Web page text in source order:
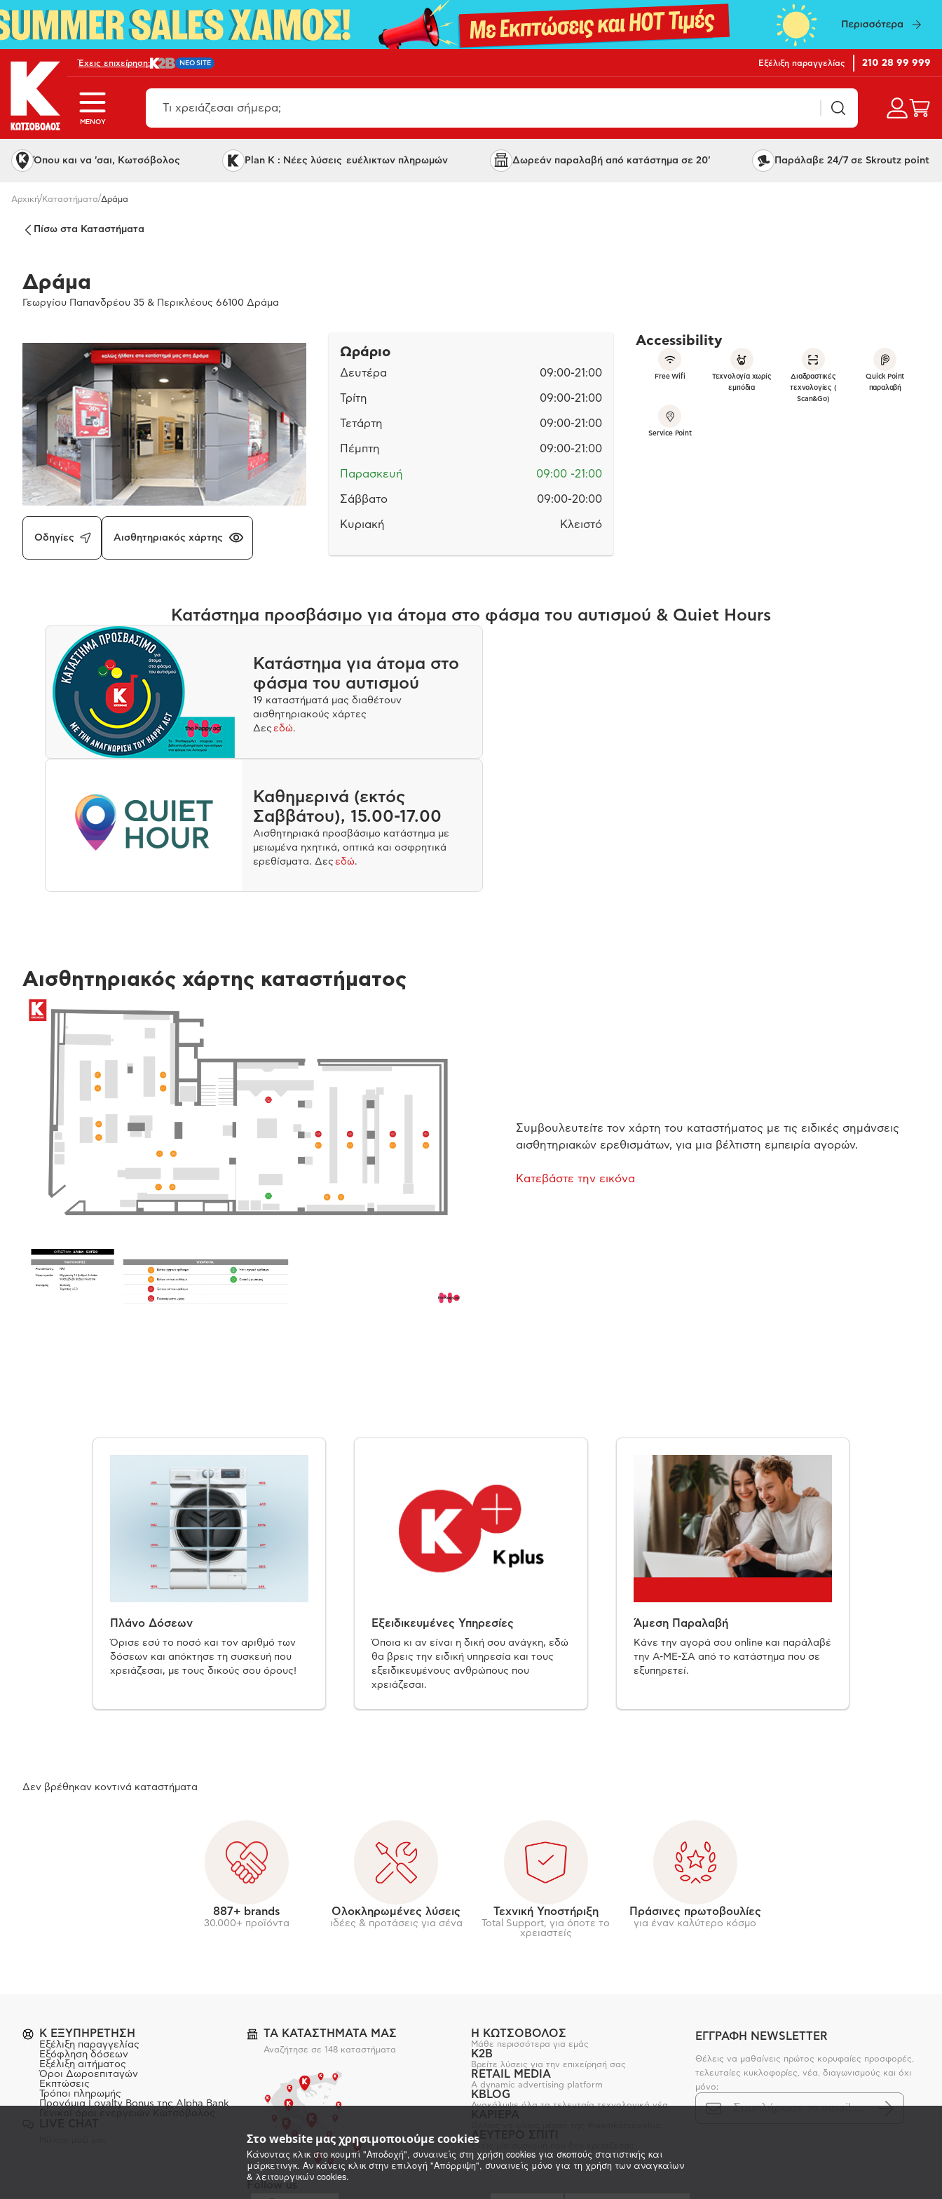
Στο website μας χρησιμοποιούμε cookies
Κάνοντας κλικ στο κουμπί "Αποδοχή", συναινείς στη χρήση cookies για σκοπούς στατιστικής και
μάρκετινγκ. Αν κάνεις κλικ στην επιλογή "Απόρριψη", συναινείς μόνο για τη χρήση των αναγκαίων
& λειτουργικών cookies.
Έχεις επιχείρηση; NEO SITE Εξέλιξη παραγγελίας 210 28 99 999
MENOY
Όπου και να 'σαι, Κωτσόβολος Plan K : Νέες λύσεις ευέλικτων πληρωμών Δωρεάν παραλαβή από κατάστημα σε 20' Παράλαβε 24/7 σε Skroutz point
Αρχική/Καταστήματα/Δράμα
Πίσω στα Καταστήματα
Δράμα
Γεωργίου Παπανδρέου 35 & Περικλέους 66100 Δράμα
Οδηγίες Αισθητηριακός χάρτης
Ωράριο
Δευτέρα 09:00-21:00
Τρίτη 09:00-21:00
Τετάρτη 09:00-21:00
Πέμπτη 09:00-21:00
Παρασκευή 09:00 -21:00
Σάββατο 09:00-20:00
Κυριακή Κλειστό
Accessibility
Free Wifi
Τεχνολογία χωρίς
εμπόδια
Διαδραστικές
τεχνολογίες (
Scan&Go)
Quick Point
παραλαβή
Service Point
Κατάστημα προσβάσιμο για άτομα στο φάσμα του αυτισμού & Quiet Hours
Κατάστημα για άτομα στο
φάσμα του αυτισμού
19 καταστήματά μας διαθέτουν
αισθητηριακούς χάρτες
Δες εδώ.
Καθημερινά (εκτός
Σαββάτου), 15.00-17.00
Αισθητηριακά προσβάσιμο κατάστημα με
μειωμένα ηχητικά, οπτικά και οσφρητικά
ερεθίσματα. Δες εδώ.
Αισθητηριακός χάρτης καταστήματος
Συμβουλευτείτε τον χάρτη του καταστήματος με τις ειδικές σημάνσεις
αισθητηριακών ερεθισμάτων, για μια βέλτιστη εμπειρία αγορών.
Κατεβάστε την εικόνα
Πλάνο Δόσεων
Όρισε εσύ το ποσό και τον αριθμό των
δόσεων και απόκτησε τη συσκευή που
χρειάζεσαι, με τους δικούς σου όρους!
Εξειδικευμένες Υπηρεσίες
Όποια κι αν είναι η δική σου ανάγκη, εδώ
θα βρεις την ειδική υπηρεσία και τους
εξειδικευμένους ανθρώπους που
χρειάζεσαι.
Άμεση Παραλαβή
Κάνε την αγορά σου online και παράλαβέ
την Α-ΜΕ-ΣΑ από το κατάστημα που σε
εξυπηρετεί.
Δεν βρέθηκαν κοντινά καταστήματα
887+ brands
30.000+ προϊόντα
Ολοκληρωμένες λύσεις
ιδέες & προτάσεις για σένα
Τεχνική Υποστήριξη
Total Support, για όποτε το
χρειαστείς
Πράσινες πρωτοβουλίες
για έναν καλύτερο κόσμο
K ΕΞΥΠΗΡΕΤΗΣΗ
Εξέλιξη παραγγελίας
Εξόφληση δόσεων
Εξέλιξη αιτήματος
Όροι Δωροεπιταγών
Εκπτώσεις
Τρόποι πληρωμής
Προνόμια Loyalty Bonus της Alpha Bank
ΤΑ ΚΑΤΑΣΤΗΜΑΤΑ ΜΑΣ
Αναζήτησε σε 148 καταστήματα
Follow us
Η ΚΩΤΣΟΒΟΛΟΣ
Μάθε περισσότερα για εμάς
K2B
Βρείτε λύσεις για την επιχείρησή σας
RETAIL MEDIA
A dynamic advertising platform
KBLOG
Ανακάλυψε όλα τα τελευταία τεχνολογικά νέα
ΔΕΥΤΕΡΟ ΣΠΙΤΙ
Έχεις μία συσκευή που δεν χρειάζεσαι;
ΕΓΓΡΑΦΗ NEWSLETTER
Θέλεις να μαθαίνεις πρώτος κορυφαίες προσφορές,
τελευταίες κυκλοφορίες, νέα, διαγωνισμούς και όχι
μόνο;